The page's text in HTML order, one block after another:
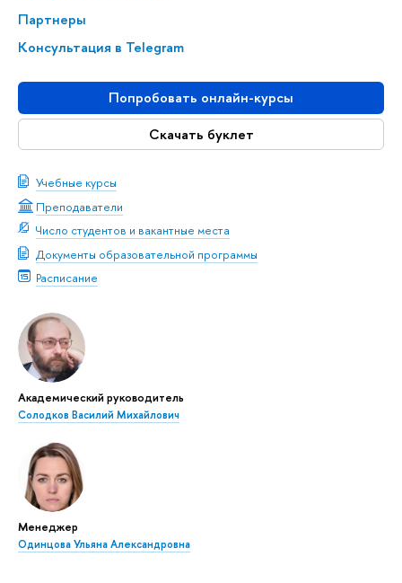
Партнеры
Консультация в Telegram
Попробовать онлайн-курсы
Скачать буклет
Учебные курсы
Преподаватели
Число студентов и вакантные места
Документы образовательной программы
Расписание
Академический руководитель
Солодков Василий Михайлович
Менеджер
Одинцова Ульяна Александровна